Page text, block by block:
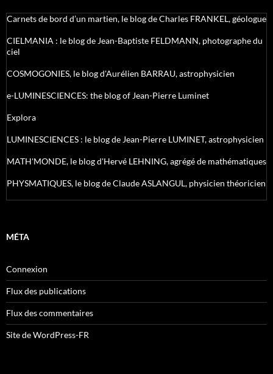
Carnets de bord d’un martien, le blog de Charles FRANKEL, géologue
CIELMANIA : le blog de Jean-Baptiste FELDMANN, photographe du
ciel
COSMOGONIES, le blog d'Aurélien BARRAU, astrophysicien
e-LUMINESCIENCES: the blog of Jean-Pierre Luminet
Explora
LUMINESCIENCES : le blog de Jean-Pierre LUMINET, astrophysicien
MATH'MONDE, le blog d'Hervé LEHNING, agrégé de mathématiques
PHYSMATIQUES, le blog de Claude ASLANGUL, physicien théoricien
MÉTA
Connexion
Flux des publications
Flux des commentaires
Site de WordPress-FR